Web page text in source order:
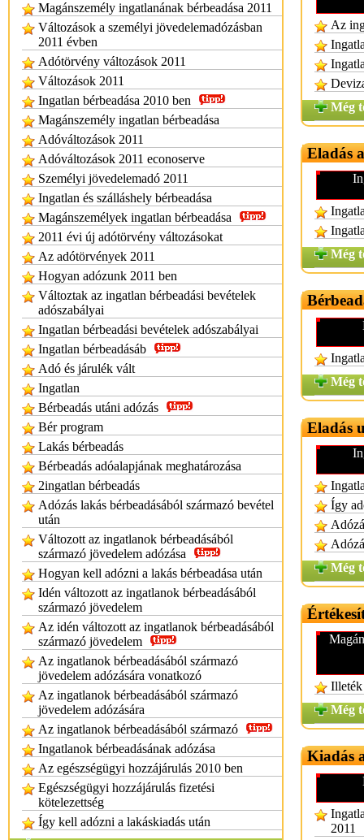
Magánszemély ingatlanának bérbeadása 2011
Változások a személyi jövedelemadózásban
2011 évben
Adótörvény változások 2011
Változások 2011
Ingatlan bérbeadása 2010 ben
Magánszemély ingatlan bérbeadása
Adóváltozások 2011
Adóváltozások 2011 econoserve
Személyi jövedelemadó 2011
Ingatlan és szálláshely bérbeadása
Magánszemélyek ingatlan bérbeadása
2011 évi új adótörvény változásokat
Az adótörvények 2011
Hogyan adózunk 2011 ben
Változtak az ingatlan bérbeadási bevételek
adószabályai
Ingatlan bérbeadási bevételek adószabályai
Ingatlan bérbeadásáb
Adó és járulék vált
Ingatlan
Bérbeadás utáni adózás
Bér program
Lakás bérbeadás
Bérbeadás adóalapjának meghatározása
2ingatlan bérbeadás
Adózás lakás bérbeadásából származó bevétel
után
Változott az ingatlanok bérbeadásából
származó jövedelem adózása
Hogyan kell adózni a lakás bérbeadása után
Idén változott az ingatlanok bérbeadásából
származó jövedelem
Az idén változott az ingatlanok bérbeadásából
származó jövedelem
Az ingatlanok bérbeadásából származó
jövedelem adózására vonatkozó
Az ingatlanok bérbeadásából származó
jövedelem adózására
Az ingatlanok bérbeadásából származó
Ingatlanok bérbeadásának adózása
Az egészségügyi hozzájárulás 2010 ben
Egészségügyi hozzájárulás fizetési
kötelezettség
Így kell adózni a lakáskiadás után
Az
Még
Eladás
Még
Még
Eladás
Így
Még
Illeték
Még
Kiadás
2011